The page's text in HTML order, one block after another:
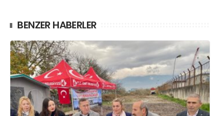
BENZER HABERLER